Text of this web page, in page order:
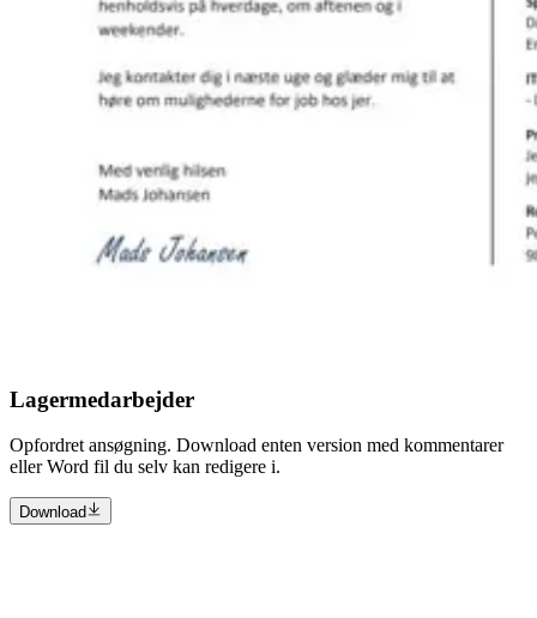
Lagermedarbejder
Opfordret ansøgning. Download enten version med kommentarer
eller Word fil du selv kan redigere i.
Download